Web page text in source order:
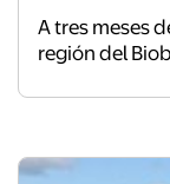
A tres meses
región del
perdieron